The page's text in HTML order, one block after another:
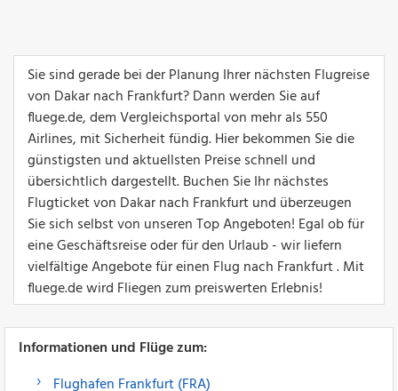
Sie sind gerade bei der Planung Ihrer nächsten Flugreise
von Dakar nach Frankfurt? Dann werden Sie auf
fluege.de, dem Vergleichsportal von mehr als 550
Airlines, mit Sicherheit fündig. Hier bekommen Sie die
günstigsten und aktuellsten Preise schnell und
übersichtlich dargestellt. Buchen Sie Ihr nächstes
Flugticket von Dakar nach Frankfurt und überzeugen
Sie sich selbst von unseren Top Angeboten! Egal ob für
eine Geschäftsreise oder für den Urlaub - wir liefern
vielfältige Angebote für einen Flug nach Frankfurt . Mit
fluege.de wird Fliegen zum preiswerten Erlebnis!
Informationen und Flüge zum:
Flughafen Frankfurt (FRA)